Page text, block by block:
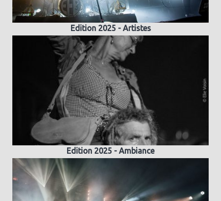
Edition 2025 - Artistes
Edition 2025 - Ambiance